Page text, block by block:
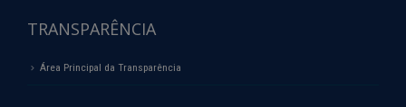
TRANSPARÊNCIA
Área Principal da Transparência